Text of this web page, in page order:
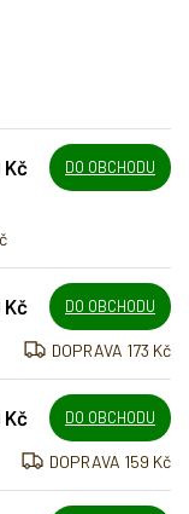
Kč DO OBCHODU
Kč DO OBCHODU
DOPRAVA 173 Kč
Kč DO OBCHODU
DOPRAVA 159 Kč